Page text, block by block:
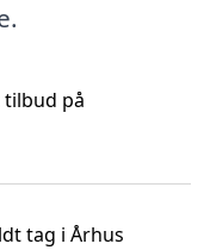
på
tag i Århus